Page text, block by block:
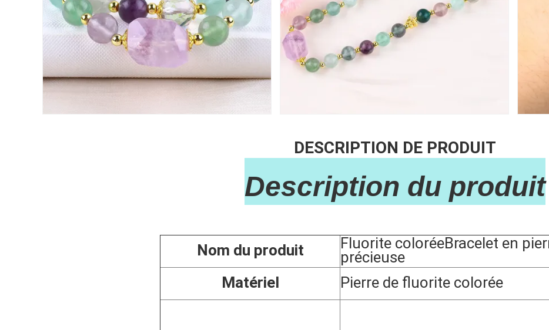
DESCRIPTION DE PRODUIT
Description du produit
Nom du produit Fluorite coloréeBracelet en
précieuse
Matériel
Pierre de fluorite colorée